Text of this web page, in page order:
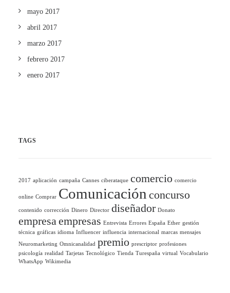
mayo 2017
abril 2017
marzo 2017
febrero 2017
enero 2017
TAGS
2017 aplicación campaña Cannes ciberataque comercio comercio
online Comprar Comunicación concurso
contenido corrección Dinero Director diseñador Donato
empresaempresas Entrevista Errores España Ether gestión
técnica gráficas idioma Influencer influencia internacional marcas mensajes
Neuromarketing Omnicanalidad premio prescriptor profesiones
psicología realidad Tarjetas Tecnológico Tienda Turespaña virtual Vocabulario
WhatsApp Wikimedia